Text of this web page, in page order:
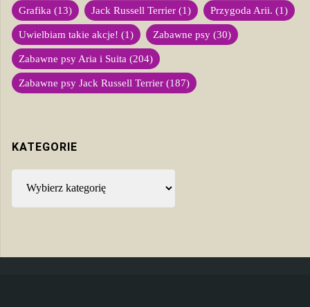
Grafika (13) Jack Russell Terrier (1) Przygoda Arii. (1)
Uwielbiam takie akcje! (1) Zabawne psy (30)
Zabawne psy Aria i Suita (204)
Zabawne psy Jack Russell Terrier (187)
KATEGORIE